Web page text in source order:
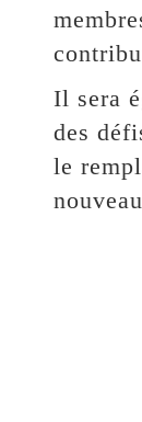
Il sera
des
le